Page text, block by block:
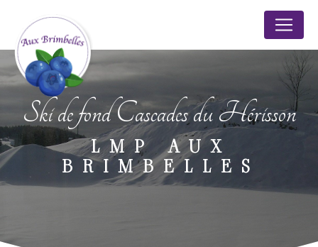
Ski de fond Cascades du Hérisson
LMP AUX
BRIMBELLES